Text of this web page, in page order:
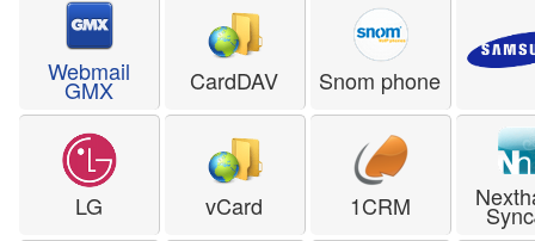
Webmail
GMX CardDAV Snom phone
LG vCard 1CRM